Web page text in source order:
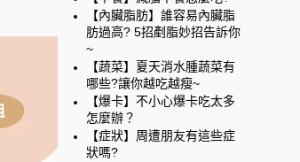
【內臟脂肪】誰容易內臟脂
肪過高? 5招剷脂妙招告訴你
~
【蔬菜】夏天消水腫蔬菜有
哪些?讓你越吃越瘦~
【爆卡】不小心爆卡吃太多
怎麼辦？
【症狀】周遭朋友有這些症
狀嗎?